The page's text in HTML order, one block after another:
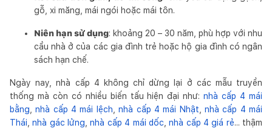
gỗ, xi măng, mái ngói hoặc mái tôn.
Niên hạn sử dụng: khoảng 20 – 30 năm, phù hợp với nhu
cầu nhà ở của các gia đình trẻ hoặc hộ gia đình có ngân
sách hạn chế.
Ngày nay, nhà cấp 4 không chỉ dừng lại ở các mẫu truyền
thống mà còn có nhiều biến tấu hiện đại như:nhà cấp 4 mái
bằng ,nhà cấp 4 mái lệch ,nhà cấp 4 mái Nhật
nhà cấp 4 mái
Thái ,nhà gác lửng ,nhà cấp 4 mái dốc ,nhà cấp 4 giá rẻ... thậm